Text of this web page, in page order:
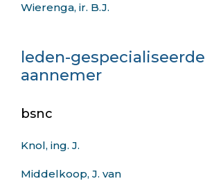
Wierenga, ir. B.J.
leden-gespecialiseerde
aannemer
bsnc
Knol, ing. J.
Middelkoop, J. van